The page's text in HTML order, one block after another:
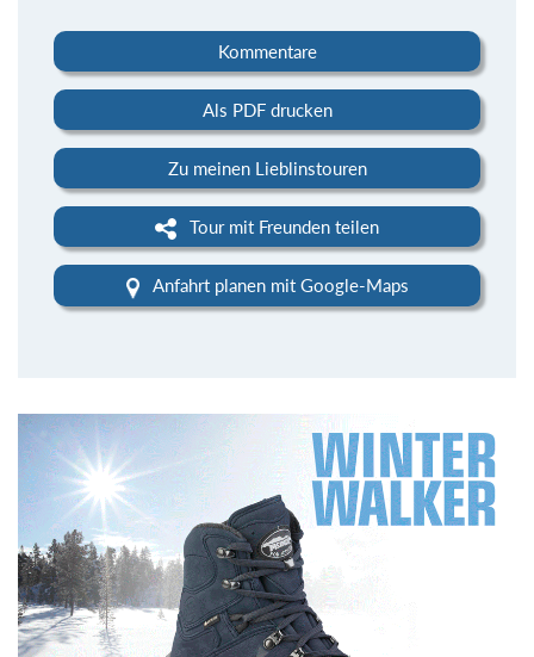
Kommentare
Als PDF drucken
Zu meinen Lieblinstouren
Tour mit Freunden teilen
Anfahrt planen mit Google-Maps